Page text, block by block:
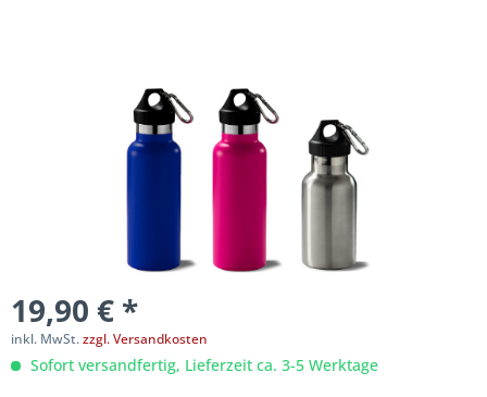
19,90 € *
inkl. MwSt.zzgl. Versandkosten
Sofort versandfertig, Lieferzeit ca. 3-5 Werktage